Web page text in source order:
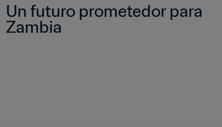
Un futuro prometedor para
Zambia